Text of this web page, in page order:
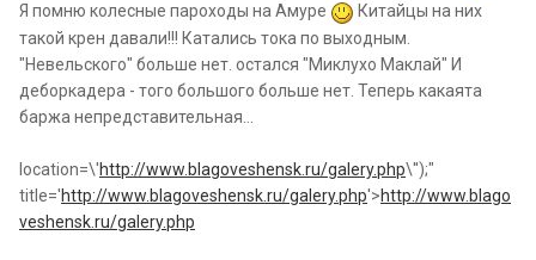
Я помню колесные пароходы на Амуре
Китайцы на них
такой крен давали!!! Катались тока по выходным.
"Невельского" больше нет. остался "Миклухо Маклай" И
деборкадера - того большого больше нет. Теперь какаята
баржа непредставительная...
location=\'http://www.blagoveshensk.ru/galery.php\'');"
title='http://www.blagoveshensk.ru/galery.php'>http://www.blago
veshensk.ru/galery.php